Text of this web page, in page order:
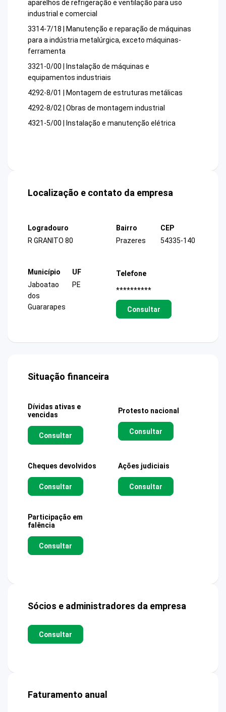
aparelhos de refrigeração e ventilação para uso
industrial e comercial
3314-7/18 | Manutenção e reparação de máquinas
para a indústria metalúrgica, exceto máquinas-
ferramenta
3321-0/00 | Instalação de máquinas e
equipamentos industriais
4292-8/01 | Montagem de estruturas metálicas
4292-8/02 | Obras de montagem industrial
4321-5/00 | Instalação e manutenção elétrica
Localização e contato da empresa
Logradouro
R GRANITO 80
Bairro
Prazeres
CEP
54335-140
Município
Jaboatao
dos
Guararapes
UF
PE
Telefone
**********
Consultar
Situação financeira
Dívidas ativas e
vencidas
Consultar
Protesto nacional
Consultar
Cheques devolvidos
Consultar
Ações judiciais
Consultar
Participação em
falência
Consultar
Sócios e administradores da empresa
Consultar
Faturamento anual